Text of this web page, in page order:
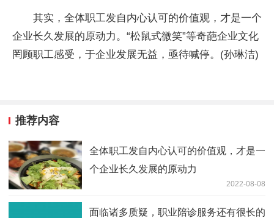
其实，全体职工发自内心认可的价值观，才是一个
企业长久发展的原动力。“松鼠式微笑”等奇葩企业文化
罔顾职工感受，于企业发展无益，亟待喊停。(孙琳洁)
推荐内容
全体职工发自内心认可的价值观，才是一
个企业长久发展的原动力
2022-08-08
面临诸多质疑，职业陪诊服务还有很长的